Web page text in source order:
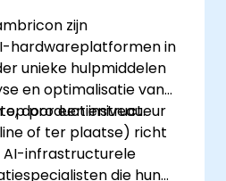
in de ontwikkeling
van AI-systemen
zijn
hardwareplatformen in
unieke hulpmiddelen
en optimalisatie van
productieniveau.
door een instructeur
of ter plaatse) richt
AI-infrastructurele
die hun